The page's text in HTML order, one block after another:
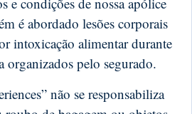
é abordado lesões corporais
intoxicação alimentar durante
organizados pelo segurado.
não se responsabiliza